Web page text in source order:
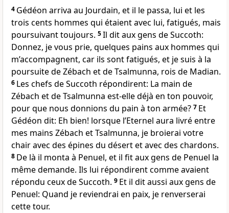
4 Gédéon arriva au Jourdain, et il le passa, lui et les
trois cents hommes qui étaient avec lui, fatigués, mais
poursuivant toujours. 5Il dit aux gens de Succoth:
Donnez, je vous prie, quelques pains aux hommes qui
m’accompagnent, car ils sont fatigués, et je suis à la
poursuite de Zébach et de Tsalmunna, rois de Madian.
6 Les chefs de Succoth répondirent: La main de
Zébach et de Tsalmunna est-elle déjà en ton pouvoir,
pour que nous donnions du pain à ton armée? 7 Et
Gédéon dit: Eh bien! lorsque l’Eternel aura livré entre
mes mains Zébach et Tsalmunna, je broierai votre
chair avec des épines du désert et avec des chardons.
8 De là il monta à Penuel, et il fit aux gens de Penuel la
même demande. Ils lui répondirent comme avaient
répondu ceux de Succoth. 9 Et il dit aussi aux gens de
Penuel: Quand je reviendrai en paix, je renverserai
cette tour.